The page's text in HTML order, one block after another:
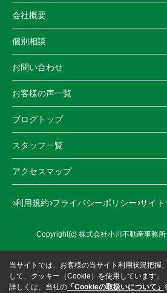
会社概要
個別相談
お問い合わせ
お客様の声一覧
ブログトップ
スタッフ一覧
アクセスマップ
利用規約 プライバシーポリシー サイ
Copyright(c) 株式会社小川不動産事務
当サイトでは、お客様の当サイト利用状況把握
して、クッキー（Cookie）を使用しています。
詳しくは、当社の 「Cookieの取扱いについて」